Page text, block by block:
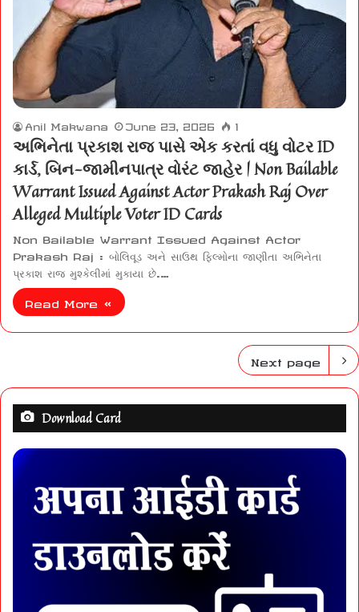
Anil Makwana June 23, 2026 1
અભિનેતા પ્રકાશ રાજ પાસે એક કરતાં વધુ વોટર ID
કાર્ડ, બિન-જામીનપાત્ર વોરંટ જાહેર | Non Bailable
Warrant Issued Against Actor Prakash Raj Over
Alleged Multiple Voter ID Cards
Non Bailable Warrant Issued Against Actor
Prakash Raj : બોલિવૂડ અને સાઉથ ફિલ્મોના જાણીતા અભિનેતા
પ્રકાશ રાજ મુશ્કેલીમાં મુકાયા છે.…
Read More »
Next page
Download Card